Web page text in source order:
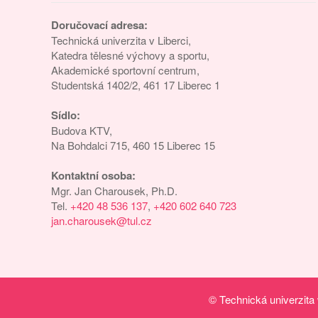
Doručovací adresa:
Technická univerzita v Liberci,
Katedra tělesné výchovy a sportu,
Akademické sportovní centrum,
Studentská 1402/2, 461 17 Liberec 1
Sídlo:
Budova KTV,
Na Bohdalci 715, 460 15 Liberec 15
Kontaktní osoba:
Mgr. Jan Charousek, Ph.D.
Tel. +420 48 536 137, +420 602 640 723
jan.charousek@tul.cz
© Technická univerzita